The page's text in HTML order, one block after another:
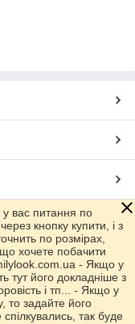
вас питання по
кнопку купити, і з
по розмірах,
хочете побачити
- Якщо у
тут його докладніше з
і тп... - Якщо у
то задайте його
так буде